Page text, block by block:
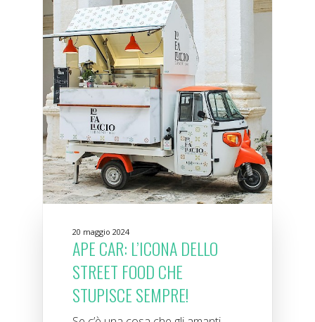
20 maggio 2024
APE CAR: L’ICONA DELLO
STREET FOOD CHE
STUPISCE SEMPRE!